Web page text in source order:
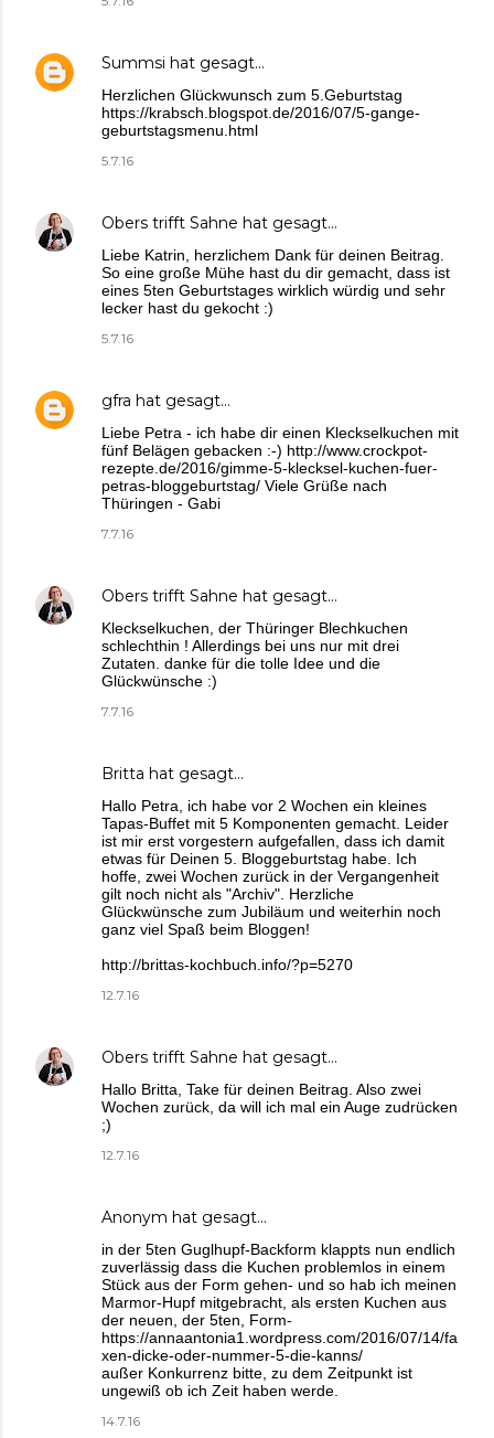
Summsi hat gesagt…
Herzlichen Glückwunsch zum 5.Geburtstag
https://krabsch.blogspot.de/2016/07/5-gange-
geburtstagsmenu.html
5.7.16
Obers trifft Sahne hat gesagt…
Liebe Katrin, herzlichem Dank für deinen Beitrag.
So eine große Mühe hast du dir gemacht, dass ist
eines 5ten Geburtstages wirklich würdig und sehr
lecker hast du gekocht :)
5.7.16
gfra hat gesagt…
Liebe Petra - ich habe dir einen Kleckselkuchen mit
fünf Belägen gebacken :-) http://www.crockpot-
rezepte.de/2016/gimme-5-klecksel-kuchen-fuer-
petras-bloggeburtstag/ Viele Grüße nach
Thüringen - Gabi
7.7.16
Obers trifft Sahne hat gesagt…
Kleckselkuchen, der Thüringer Blechkuchen
schlechthin ! Allerdings bei uns nur mit drei
Zutaten. danke für die tolle Idee und die
Glückwünsche :)
7.7.16
Britta hat gesagt…
Hallo Petra, ich habe vor 2 Wochen ein kleines
Tapas-Buffet mit 5 Komponenten gemacht. Leider
ist mir erst vorgestern aufgefallen, dass ich damit
etwas für Deinen 5. Bloggeburtstag habe. Ich
hoffe, zwei Wochen zurück in der Vergangenheit
gilt noch nicht als "Archiv". Herzliche
Glückwünsche zum Jubiläum und weiterhin noch
ganz viel Spaß beim Bloggen!
http://brittas-kochbuch.info/?p=5270
12.7.16
Obers trifft Sahne hat gesagt…
Hallo Britta, Take für deinen Beitrag. Also zwei
Wochen zurück, da will ich mal ein Auge zudrücken
;)
12.7.16
Anonym hat gesagt…
in der 5ten Guglhupf-Backform klappts nun endlich
zuverlässig dass die Kuchen problemlos in einem
Stück aus der Form gehen- und so hab ich meinen
Marmor-Hupf mitgebracht, als ersten Kuchen aus
der neuen, der 5ten, Form-
https://annaantonia1.wordpress.com/2016/07/14/fa
xen-dicke-oder-nummer-5-die-kanns/
außer Konkurrenz bitte, zu dem Zeitpunkt ist
ungewiß ob ich Zeit haben werde.
14.7.16